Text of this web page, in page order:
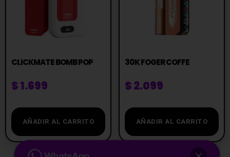
CLICKMATE BOMB POP
$1.699
AÑADIR AL CARRITO
30K FOGER COFFE
$2.099
AÑADIR AL CARRITO